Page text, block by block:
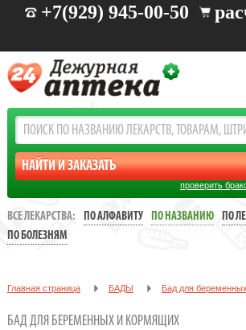
+7(929) 945-00-50
проверить
ВСЕ ЛЕКАРСТВА: ПО АЛФАВИТУ ПО НАЗВАНИЮ
ПО
ПО БОЛЕЗНЯМ
Главная страница БАДЫ Бад для
БАД ДЛЯ БЕРЕМЕННЫХ И КОРМЯЩИХ